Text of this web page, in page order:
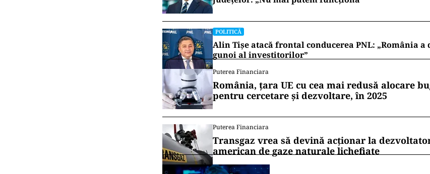
POLITICĂ
Alin Tișe atacă frontal conducerea PNL: „România a
gunoi al investitorilor”
Puterea Financiara
România, țara UE cu cea mai redusă alocare
pentru cercetare și dezvoltare, în 2025
Puterea Financiara
Transgaz vrea să devină acționar la
american de gaze naturale lichefiate